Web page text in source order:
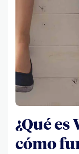
¿Qué
cómo